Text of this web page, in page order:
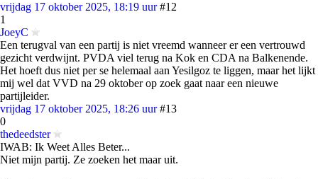
vrijdag 17 oktober 2025, 18:19 uur #12
1
JoeyC
Een terugval van een partij is niet vreemd wanneer er een vertrouwd
gezicht verdwijnt. PVDA viel terug na Kok en CDA na Balkenende.
Het hoeft dus niet per se helemaal aan Yesilgoz te liggen, maar het lijkt
mij wel dat VVD na 29 oktober op zoek gaat naar een nieuwe
partijleider.
vrijdag 17 oktober 2025, 18:26 uur #13
0
thedeedster
IWAB: Ik Weet Alles Beter...
Niet mijn partij. Ze zoeken het maar uit.